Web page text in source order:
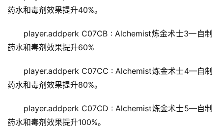
药水和毒剂效果提升40%。
player.addperk C07CB : Alchemist炼金术士3—自制
药水和毒剂效果提升60%
player.addperk C07CC : Alchemist炼金术士4—自制
药水和毒剂效果提升80%。
player.addperk C07CD : Alchemist炼金术士5—自制
药水和毒剂效果提升100%。